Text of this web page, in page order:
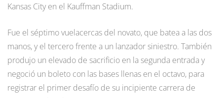
Kansas City en el Kauffman Stadium.
Fue el séptimo vuelacercas del novato, que batea a las dos
manos, y el tercero frente a un lanzador siniestro. También
produjo un elevado de sacrificio en la segunda entrada y
negoció un boleto con las bases llenas en el octavo, para
registrar el primer desafío de su incipiente carrera de